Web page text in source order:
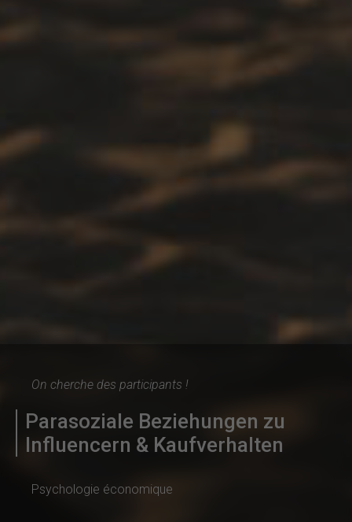
On cherche des participants !
Parasoziale Beziehungen zu
Influencern & Kaufverhalten
Psychologie économique